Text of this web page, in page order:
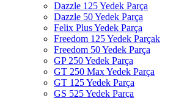
Dazzle 125 Yedek Parça
Dazzle 50 Yedek Parça
Felix Plus Yedek Parça
Freedom 125 Yedek Parçak
Freedom 50 Yedek Parça
GP 250 Yedek Parça
GT 250 Max Yedek Parça
GT 125 Yedek Parça
GS 525 Yedek Parça